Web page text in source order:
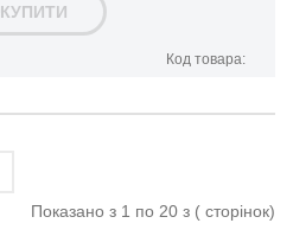
КУПИТИ
Код товара:
Показано з 1 по 20 з ( сторінок)